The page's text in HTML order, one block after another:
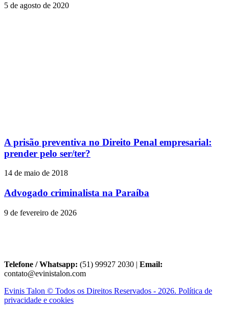
5 de agosto de 2020
A prisão preventiva no Direito Penal empresarial:
prender pelo ser/ter?
14 de maio de 2018
Advogado criminalista na Paraíba
9 de fevereiro de 2026
Telefone / Whatsapp: (51) 99927 2030 | Email:
contato@evinistalon.com
Evinis Talon © Todos os Direitos Reservados - 2026. Política de
privacidade e cookies